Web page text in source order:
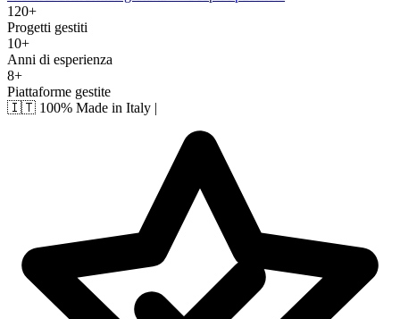
120+
Progetti gestiti
10+
Anni di esperienza
8+
Piattaforme gestite
🇮🇹 100% Made in Italy |